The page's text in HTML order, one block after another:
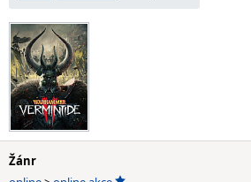
Žánr